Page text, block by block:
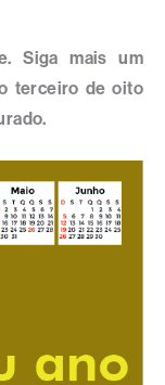
Siga mais um
terceiro de oito